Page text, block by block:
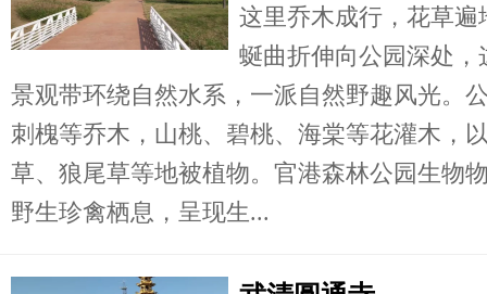
这里乔木成行，花草
蜒曲折伸向公园深处
景观带环绕自然水系，一派自然野趣风光。
刺槐等乔木，山桃、碧桃、海棠等花灌木，
草、狼尾草等地被植物。官港森林公园生物
野生珍禽栖息，呈现生...